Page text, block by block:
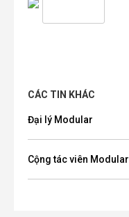
CÁC TIN KHÁC
Đại lý Modular
Cộng tác viên Modular